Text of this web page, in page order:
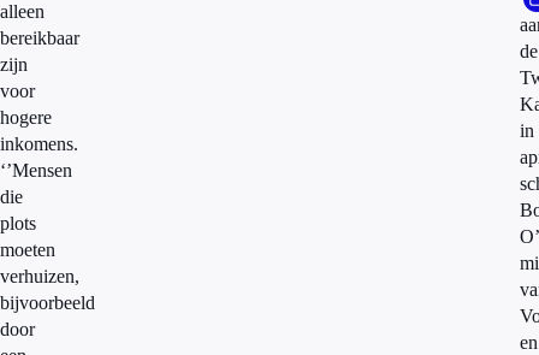
alleen
bereikbaar
zijn
voor
hogere
inkomens.
‘’Mensen
die
plots
moeten
verhuizen,
bijvoorbeeld
door
de
in
en